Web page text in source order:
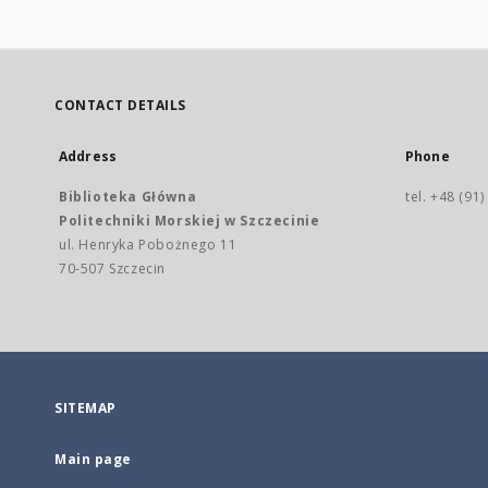
CONTACT DETAILS
Address
Biblioteka Główna
Politechniki Morskiej w Szczecinie
ul. Henryka Pobożnego 11
70-507 Szczecin
Phone
tel. +48
SITEMAP
Main page